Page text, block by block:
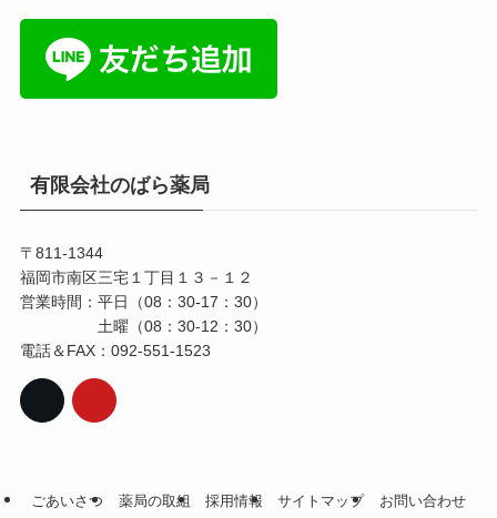
有限会社のばら薬局
〒811-1344
福岡市南区三宅１丁目１３－１２
営業時間：平日（08：30-17：30）
土曜（08：30-12：30）
電話＆FAX：092-551-1523
ごあいさつ 薬局の取組 採用情報 サイトマップ お問い合わせ